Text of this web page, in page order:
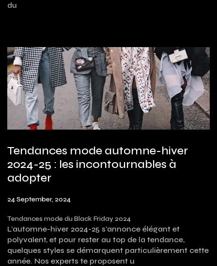
du
Tendances mode automne-hiver
2024-25 : les incontournables à
adopter
24 September, 2024
Tendances mode du Black Friday 2024
L’automne-hiver 2024-25 s'annonce élégant et
polyvalent, et pour rester au top de la tendance,
quelques styles se démarquent particulièrement cette
année. Nos experts te proposent u